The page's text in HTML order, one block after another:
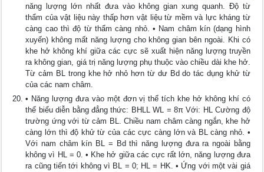
năng lượng lớn nhất đưa vào không gian xung quanh. Độ từ
thẩm của vật liệu này thấp hơn vật liệu từ mềm và lực kháng từ
càng cao thì độ từ thẩm càng nhỏ. • Nam châm kín (dạng hình
xuyến) không mất năng lượng cho không gian bên ngoài. Khi có
khe hở không khí giữa các cực sẽ xuất hiện năng lượng truyền
ra không gian, giá trị năng lượng phụ thuộc vào chiều dài khe hở.
Từ cảm BL trong khe hở nhỏ hơn từ dư Bd do tác dụng khử từ
của các nam châm.
• Năng lượng đưa vào một đơn vị thể tích khe hở không khí có
thể biểu diễn bằng đẳng thức: BHLL WL = 8π Với: HL Cường độ
trường ứng với từ cảm BL. Chiều nam châm càng ngắn, khe hở
càng lớn thì độ khử từ của các cực càng lớn và BL càng nhỏ. •
Với nam châm kín BL = Bd thì năng lượng đưa ra ngoài bằng
không vì HL = 0. • Khe hở giữa các cực rất lớn, năng lượng đưa
ra cũng tiến tới không vì BL = 0; HL = HK. • Ứng với một vài giá